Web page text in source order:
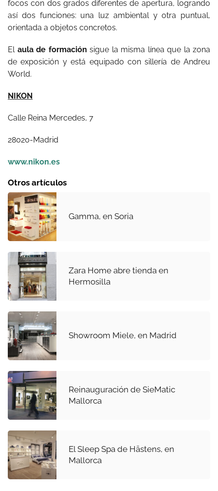
focos con dos grados diferentes de apertura, logrando
así dos funciones: una luz ambiental y otra puntual,
orientada a objetos concretos.
El aula de formación sigue la misma línea que la zona
de exposición y está equipado con sillería de Andreu
World.
NIKON
Calle Reina Mercedes, 7
28020-Madrid
www.nikon.es
Otros artículos
Gamma, en Soria
Zara Home abre tienda en
Hermosilla
Showroom Miele, en Madrid
Reinauguración de SieMatic
Mallorca
El Sleep Spa de Hästens, en
Mallorca